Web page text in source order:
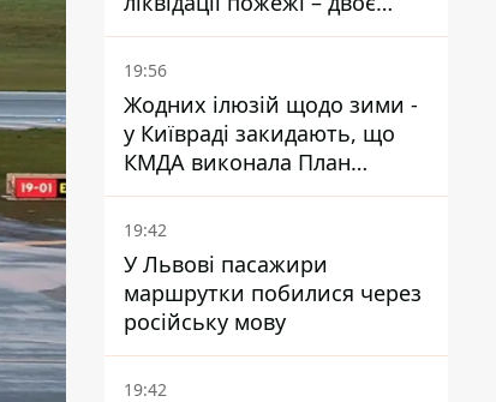
поранених
19:56
Жодних ілюзій щодо зими -
у Київраді закидають, що
КМДА виконала План
стійкості на 20%
19:42
У Львові пасажири
маршрутки побилися через
російську мову
19:42